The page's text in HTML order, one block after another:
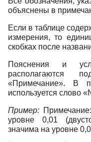
объяснены в
Если в таблице
измерения, то
скобках после
Пояснения и
располагаются
«Примечание». В
используется слово
Пример:
уровне 0,01
значима на уровне